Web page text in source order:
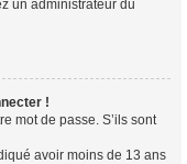
un administrateur du
!
mot de passe. S’ils sont
avoir moins de 13 ans